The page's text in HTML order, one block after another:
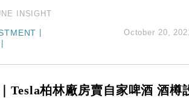
INSIGHT
October 20, 2021
Tesla柏林廠房賣自家啤酒 酒樽